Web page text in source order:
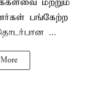
மற்றும்
பங்கேற்ற
...